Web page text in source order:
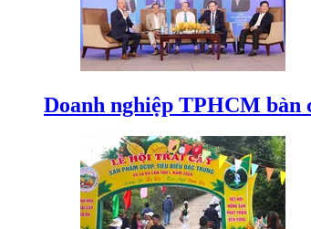
Doanh nghiệp TPHCM bàn